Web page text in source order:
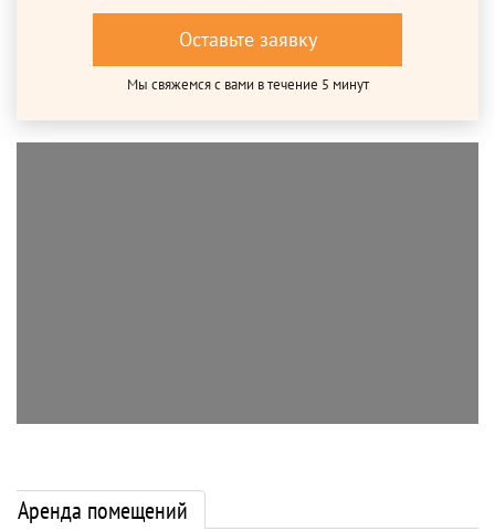
Оставьте заявку
Мы свяжемся с вами в течение 5 минут
Аренда помещений